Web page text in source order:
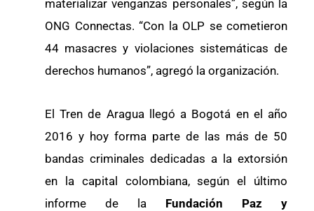
materializar venganzas personales”, según la
ONG Connectas. “Con la OLP se cometieron
44 masacres y violaciones sistemáticas de
derechos humanos”, agregó la organización.
El Tren de Aragua llegó a Bogotá en el año
2016 y hoy forma parte de las más de 50
bandas criminales dedicadas a la extorsión
en la capital colombiana, según el último
informe de la Fundación Paz y